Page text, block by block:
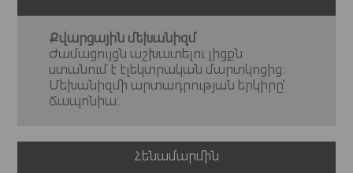
Քվարցային մեխանիզմ
Ժամացույցն աշխատելու լիցքն
ստանում է էլեկտրական մարտկոցից:
Մեխանիզմի արտադրության երկիրը՝
Ճապոնիա:
Հենամարմին